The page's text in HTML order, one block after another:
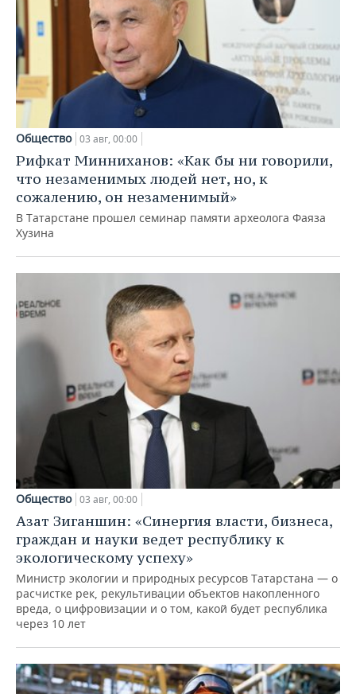
Общество 03 авг, 00:00
Рифкат Минниханов: «Как бы ни говорили,
что незаменимых людей нет, но, к
сожалению, он незаменимый»
В Татарстане прошел семинар памяти археолога Фаяза
Хузина
Общество 03 авг, 00:00
Азат Зиганшин: «Синергия власти, бизнеса,
граждан и науки ведет республику к
экологическому успеху»
Министр экологии и природных ресурсов Татарстана — о
расчистке рек, рекультивации объектов накопленного
вреда, о цифровизации и о том, какой будет республика
через 10 лет